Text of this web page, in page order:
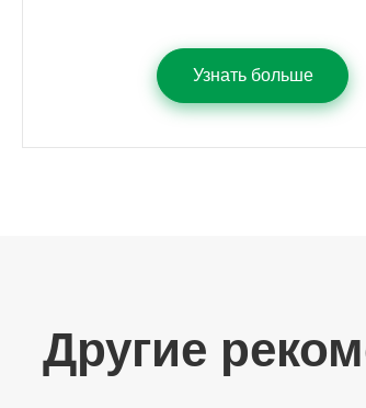
Узнать больше
Другие